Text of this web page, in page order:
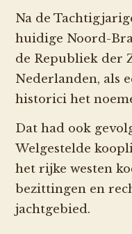
Na de
huidige Noord-
de Republiek der
Nederlanden, als
historici het
Dat had ook
Welgestelde
het rijke westen
bezittingen en
jachtgebied.